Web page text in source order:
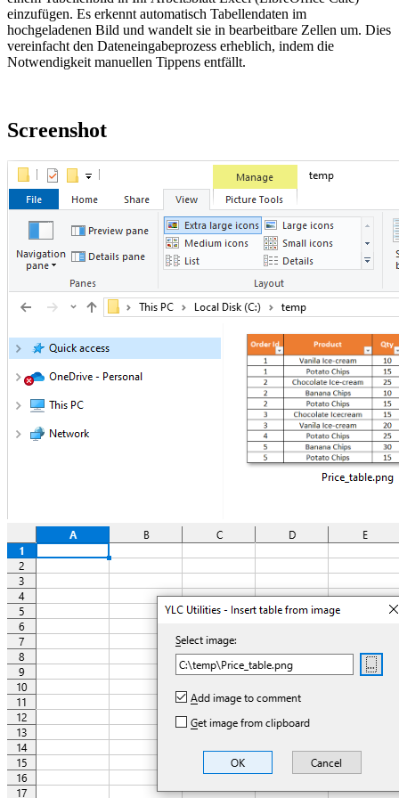
einzufügen. Es erkennt automatisch Tabellendaten im
hochgeladenen Bild und wandelt sie in bearbeitbare Zellen um. Dies
vereinfacht den Dateneingabeprozess erheblich, indem die
Notwendigkeit manuellen Tippens entfällt.
Screenshot